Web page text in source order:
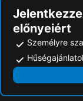
előnyeiért
Személyre